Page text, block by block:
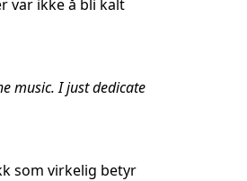
var ikke å bli kalt
music. I just dedicate
som virkelig betyr